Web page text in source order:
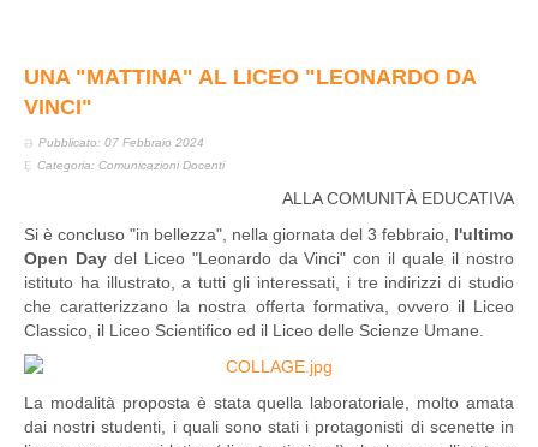
UNA "MATTINA" AL LICEO "LEONARDO DA
VINCI"
Pubblicato: 07 Febbraio 2024
Categoria: Comunicazioni Docenti
ALLA COMUNITÀ EDUCATIVA
Si è concluso "in bellezza", nella giornata del 3 febbraio, l'ultimo
Open Daydel Liceo "Leonardo da Vinci" con il quale il nostro
istituto ha illustrato, a tutti gli interessati, i tre indirizzi di studio
che caratterizzano la nostra offerta formativa, ovvero il Liceo
Classico, il Liceo Scientifico ed il Liceo delle Scienze Umane.
La modalità proposta è stata quella laboratoriale, molto amata
dai nostri studenti, i quali sono stati i protagonisti di scenette in